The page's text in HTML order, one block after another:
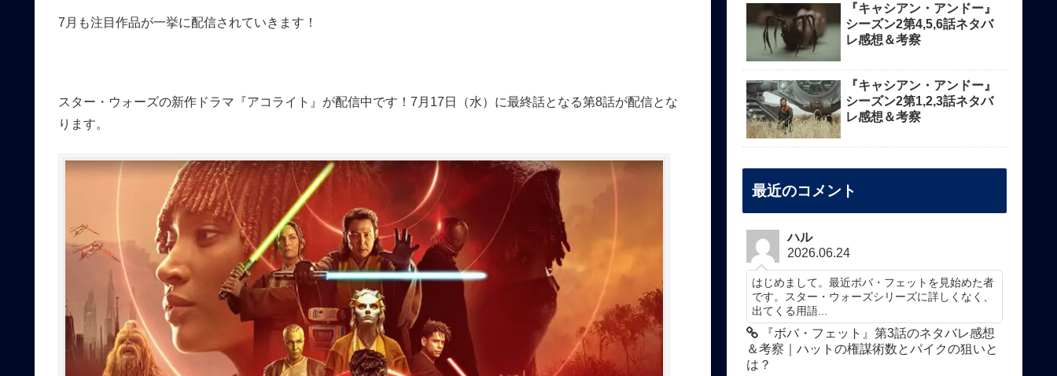
7月も注目作品が一挙に配信されていきます！
スター・ウォーズの新作ドラマ『アコライト』が配信中です！7月17日（水）に最終話となる第8話が配信とな
ります。
『キャシアン・アンドー』
シーズン2第4,5,6話ネタバ
レ感想＆考察
『キャシアン・アンドー』
シーズン2第1,2,3話ネタバ
レ感想＆考察
最近のコメント
ハル
2026.06.24
はじめまして。最近ボバ・フェットを見始めた者
です。スター・ウォーズシリーズに詳しくなく、
出てくる用語...
『ボバ・フェット』第3話のネタバレ感想
＆考察｜ハットの権謀術数とパイクの狙いと
は？